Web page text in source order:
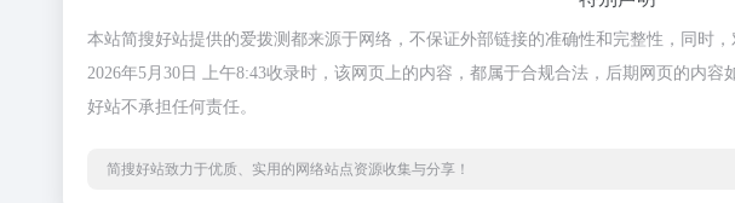
本站简搜好站提供的爱拨测都来源于网络，不保证外部链接的准确性和完整性，同时
2026年5月30日 上午8:43收录时，该网页上的内容，都属于合规合法，后期网页的内
好站不承担任何责任。
简搜好站致力于优质、实用的网络站点资源收集与分享！